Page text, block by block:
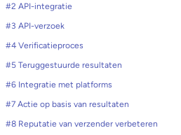
#2 API-integratie
#3 API-verzoek
#4 Verificatieproces
#5 Teruggestuurde resultaten
#6 Integratie met platforms
#7 Actie op basis van resultaten
#8 Reputatie van verzender verbeteren